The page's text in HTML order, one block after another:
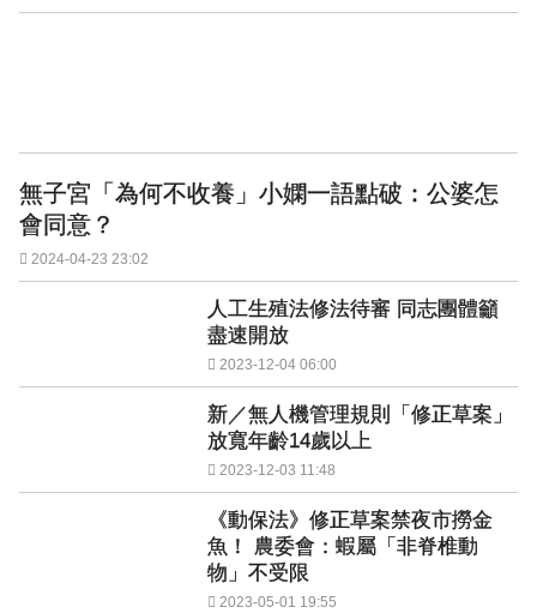
無子宮「為何不收養」小嫻一語點破：公婆怎
會同意？
2024-04-23 23:02
人工生殖法修法待審 同志團體籲
盡速開放
2023-12-04 06:00
新／無人機管理規則「修正草案」
放寬年齡14歲以上
2023-12-03 11:48
《動保法》修正草案禁夜市撈金
魚！ 農委會：蝦屬「非脊椎動
物」不受限
2023-05-01 19:55